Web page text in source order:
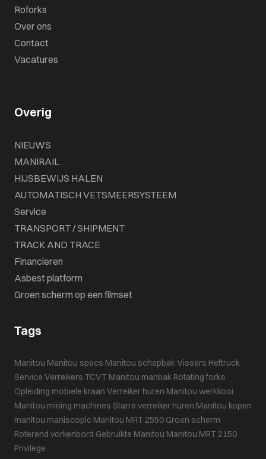
Roforks
Over ons
Contact
Vacatures
Overig
NIEUWS
MANIRAIL
HIJSBEWIJS HALEN
AUTOMATISCH VETSMEERSYSTEEM
Service
TRANSPORT / SHIPMENT
TRACK AND TRACE
Financieren
Asbest platform
Groen scherm op een filmset
Tags
Manitou Manitou specs Manitou schepbak Vissers Heftruck
Service Verreikers TCVT Manitou manbak Rotating forks
Opleiding mobiele kraan Verreiker huren Manitou werkkooi
Manitou mining machines Starre verreiker huren Manitou kopen
manitou maniscopic Manitou MRT 2550 Groen scherm
Roterend vorkenbord Gebruikte Manitou Manitou MRT 2150
Privilege